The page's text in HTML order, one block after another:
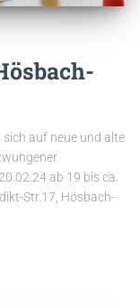
sich auf neue und alte
ab 19 bis ca.
Str.17, Hösbach-